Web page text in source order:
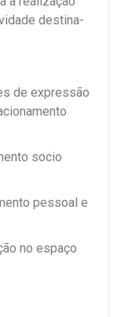
destina-
de expressão
socio
pessoal e
no espaço